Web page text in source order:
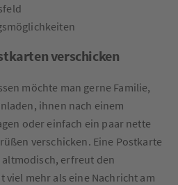
verschicken
möchte man gerne Familie,
ihnen nach einem
oder einfach ein paar nette
verschicken. Eine Postkarte
erfreut den
viel mehr als eine Nachricht am